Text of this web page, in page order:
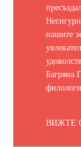
нашите
Багряна
ВИЖТЕ